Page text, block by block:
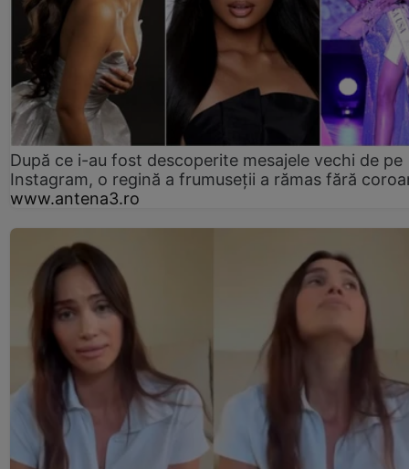
După ce i-au fost descoperite mesajele vechi de pe
Instagram, o regină a frumuseții a rămas fără
www.antena3.ro